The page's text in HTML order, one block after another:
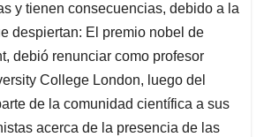
y tienen consecuencias, debido a la
despiertan: El premio nobel de
debió renunciar como profesor
College London, luego del
de la comunidad científica a sus
acerca de la presencia de las